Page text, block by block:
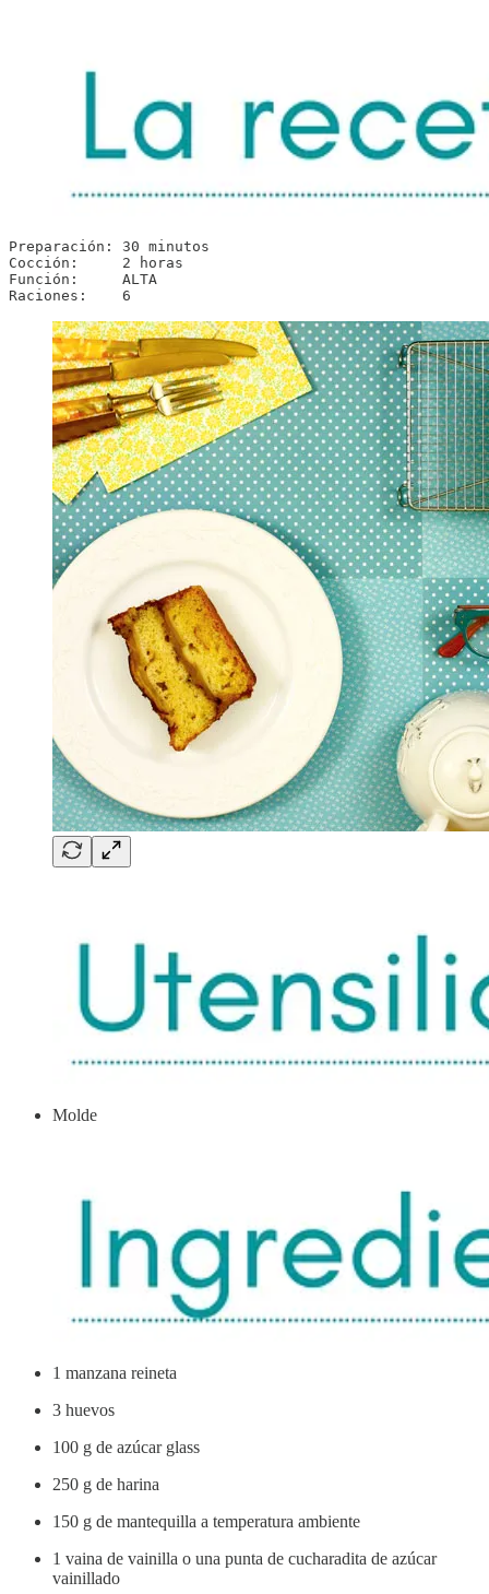
Preparación: 30 minutos
Cocción:     2 horas
Función:     ALTA
Raciones:    6
Molde
1 manzana reineta
3 huevos
100 g de azúcar glass
250 g de harina
150 g de mantequilla a temperatura ambiente
1 vaina de vainilla o una punta de cucharadita de azúcar
vainillado